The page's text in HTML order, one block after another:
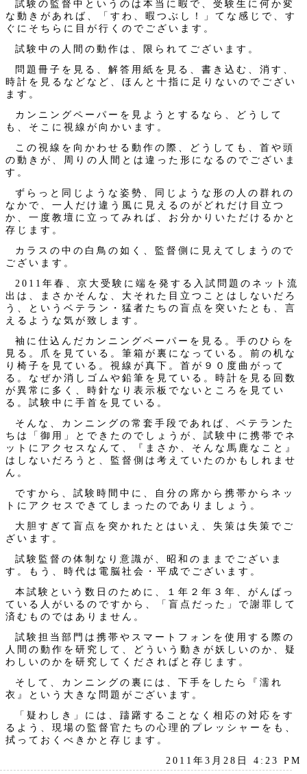
試験の監督中というのは本当に暇で、受験生に何か変
な動きがあれば、「すわ、暇つぶし！」てな感じで、す
ぐにそちらに目が行くのでございます。
試験中の人間の動作は、限られてございます。
問題冊子を見る、解答用紙を見る、書き込む、消す、
時計を見るなどなど、ほんと十指に足りないのでござい
ます。
カンニングペーパーを見ようとするなら、どうして
も、そこに視線が向かいます。
この視線を向かわせる動作の際、どうしても、首や頭
の動きが、周りの人間とは違った形になるのでございま
す。
ずらっと同じような姿勢、同じような形の人の群れの
なかで、一人だけ違う風に見えるのがどれだけ目立つ
か、一度教壇に立ってみれば、お分かりいただけるかと
存じます。
カラスの中の白鳥の如く、監督側に見えてしまうので
ございます。
2011年春、京大受験に端を発する入試問題のネット流
出は、まさかそんな、大それた目立つことはしないだろ
う、というベテラン・猛者たちの盲点を突いたとも、言
えるような気が致します。
袖に仕込んだカンニングペーパーを見る。手のひらを
見る。爪を見ている。筆箱が裏になっている。前の机な
り椅子を見ている。視線が真下。首が９０度曲がって
る。なぜか消しゴムや鉛筆を見ている。時計を見る回数
が異常に多く、時針なり表示板でないところを見てい
る。試験中に手首を見ている。
そんな、カンニングの常套手段であれば、ベテランた
ちは「御用」とできたのでしょうが、試験中に携帯でネ
ットにアクセスなんて、『まさか、そんな馬鹿なこと』
はしないだろうと、監督側は考えていたのかもしれませ
ん。
ですから、試験時間中に、自分の席から携帯からネッ
トにアクセスできてしまったのでありましょう。
大胆すぎて盲点を突かれたとはいえ、失策は失策でご
ざいます。
試験監督の体制なり意識が、昭和のままでございま
す。もう、時代は電脳社会・平成でございます。
本試験という数日のために、１年２年３年、がんばっ
ている人がいるのですから、「盲点だった」で謝罪して
済むものではありません。
試験担当部門は携帯やスマートフォンを使用する際の
人間の動作を研究して、どういう動きが妖しいのか、疑
わしいのかを研究してくださればと存じます。
そして、カンニングの裏には、下手をしたら『濡れ
衣』という大きな問題がございます。
「疑わしき」には、躊躇することなく相応の対応をす
るよう、現場の監督官たちの心理的プレッシャーをも、
拭っておくべきかと存じます。
2011年3月28日 4:23 PM